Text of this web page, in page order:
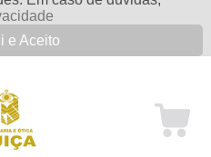
e Aceito